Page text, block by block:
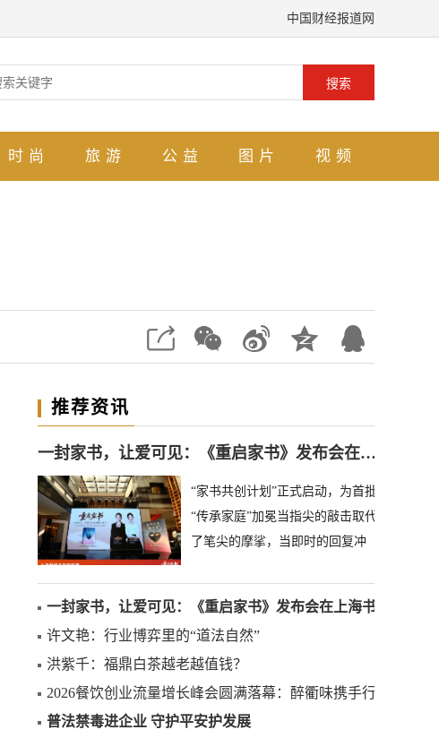
中国财经报道网
搜索
时尚 旅游 公益 图片 视频
推荐资讯
一封家书，让爱可见：《重启家书》发布会在上海书城圆满落幕
“家书共创计划”正式启动，为首批
“传承家庭”加冕当指尖的敲击取代
了笔尖的摩挲，当即时的回复冲
一封家书，让爱可见：《重启家书》发布会在上海书
城圆满落幕
许文艳：行业博弈里的“道法自然”
洪紫千：福鼎白茶越老越值钱？
2026餐饮创业流量增长峰会圆满落幕：醉衢味携手行
业大咖共探流量新范式
普法禁毒进企业 守护平安护发展